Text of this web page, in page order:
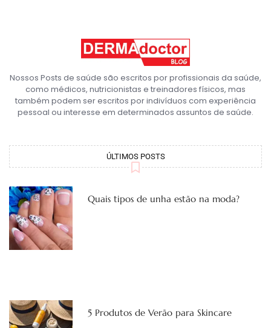
Nossos Posts de saúde são escritos por profissionais da saúde,
como médicos, nutricionistas e treinadores físicos, mas
também podem ser escritos por indivíduos com experiência
pessoal ou interesse em determinados assuntos de saúde.
ÚLTIMOS POSTS
Quais tipos de unha estão na moda?
5 Produtos de Verão para Skincare